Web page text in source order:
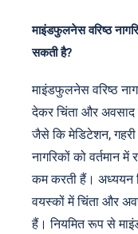
माइंडफुलनेस वरिष्ठ
सकती है?
माइंडफुलनेस वरिष्ठ
देकर चिंता और
जैसे कि मेडिटेशन,
नागरिकों को वर्तमान
कम करती हैं। अध्ययन
वयस्कों में चिंता और
हैं। नियमित रूप से